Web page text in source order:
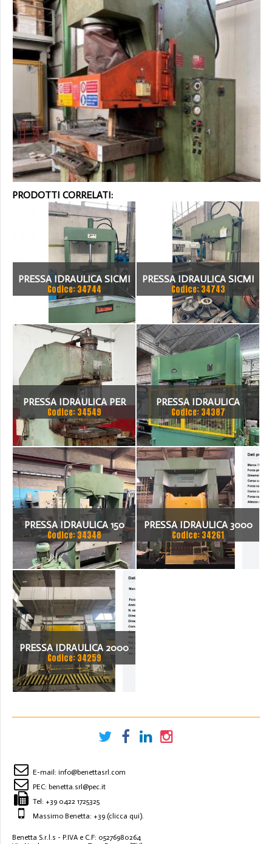
PRODOTTI CORRELATI:
PRESSA IDRAULICA SICMI
PISTONE FISSO 70 TON
Codice: 34744
PRESSA IDRAULICA SICMI
CON PISTONE MOBILE 100
TON
Codice: 34743
PRESSA IDRAULICA PER
SAGOMARE GIGANT, TON
200
Codice: 34549
PRESSA IDRAULICA
BIGNOZZI 160 TON
Codice: 34387
PRESSA IDRAULICA 150
TON
Codice: 34348
PRESSA IDRAULICA 3000
TON - TIAN DUAN YTC34-
3000
Codice: 34261
PRESSA IDRAULICA 2000
TON - RAVNE PRESSES
SH4-2000
Codice: 34259
E-mail: info@benettasrl.com
PEC: benetta.srl@pec.it
Tel: +39 0422 1725325
Massimo Benetta: +39 (clicca qui).
Benetta S.r.l.s - P.IVA e C.F: 05276980264